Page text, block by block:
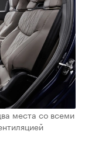
места со всеми